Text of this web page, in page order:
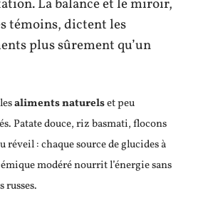
La balance et le miroir,
témoins, dictent les
plus sûrement qu’un
aliments naturelset peu
Patate douce, riz basmati, flocons
réveil : chaque source de glucides à
modéré nourrit l’énergie sans
russes.